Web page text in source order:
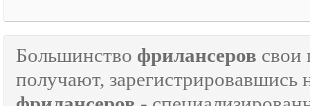
Большинство фрилансеров свои
получают, зарегистрировавшись